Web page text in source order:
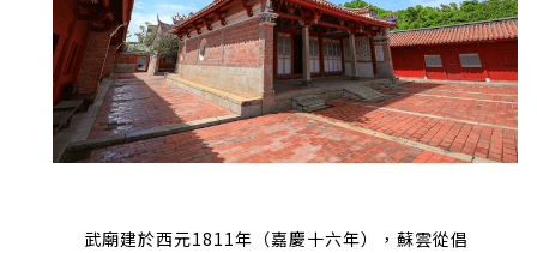
武廟建於西元1811年（嘉慶十六年），蘇雲從倡